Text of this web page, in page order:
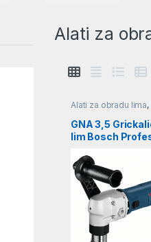
Alati za
Alati za obradu lima,
GNA 3,5
lim Bosch